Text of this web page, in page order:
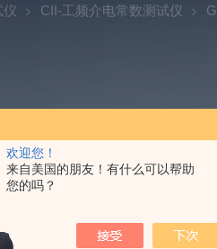
欢迎您！
来自美国的朋友！有什么可以帮助
您的吗？
仪 CII-工频介电常数测试仪
机 GCDDJ-50Kv电压击穿试验